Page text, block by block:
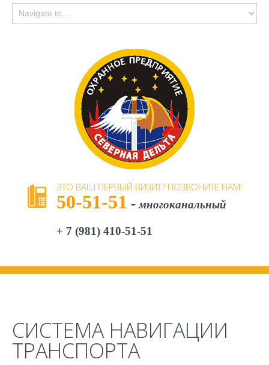
ЭТО ВАШ ПЕРВЫЙ ВИЗИТ? ПОЗВОНИТЕ НАМ!
50-51-51 -многоканальный
+ 7 (981) 410-51-51
СИСТЕМА НАВИГАЦИИ
ТРАНСПОРТА